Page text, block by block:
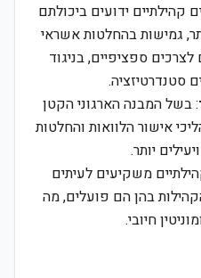
קהילתיים ידועים ביכולתם
גמישות בהחלטות אשראי
ספציפיים, בניגוד
סטנדרטיזציה.
: בשל המבנה הארגוני הקטן
אישור הלוואות והחלטות
יותר.
משקיעים לעיתים
בהן הם פועלים, מה
חיובי.